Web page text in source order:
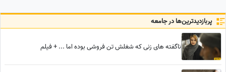
شهید انقلاب
پربازدید‌ترین‌ها در جامعه
ناگفته های زنی که شغلش تن فروشی بوده اما ... + فیلم